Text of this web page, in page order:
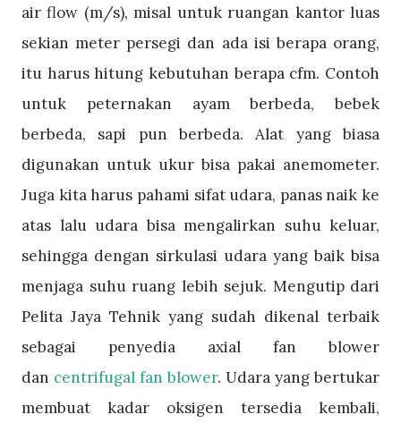
air flow (m/s), misal untuk ruangan kantor luas
sekian meter persegi dan ada isi berapa orang,
itu harus hitung kebutuhan berapa cfm. Contoh
untuk peternakan ayam berbeda, bebek
berbeda, sapi pun berbeda. Alat yang biasa
digunakan untuk ukur bisa pakai anemometer.
Juga kita harus pahami sifat udara, panas naik ke
atas lalu udara bisa mengalirkan suhu keluar,
sehingga dengan sirkulasi udara yang baik bisa
menjaga suhu ruang lebih sejuk. Mengutip dari
Pelita Jaya Tehnik yang sudah dikenal terbaik
sebagai penyedia axial fan blower
dan centrifugal fan blower. Udara yang bertukar
membuat kadar oksigen tersedia kembali,